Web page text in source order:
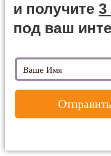
и получите3
под ваш
Отправить